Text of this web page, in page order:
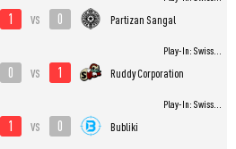
1 vs 0 Partizan Sangal
0 vs 1 Ruddy Corporation
Play-In: Swiss...
1 vs 0 Bubliki
Play-In: Swiss...